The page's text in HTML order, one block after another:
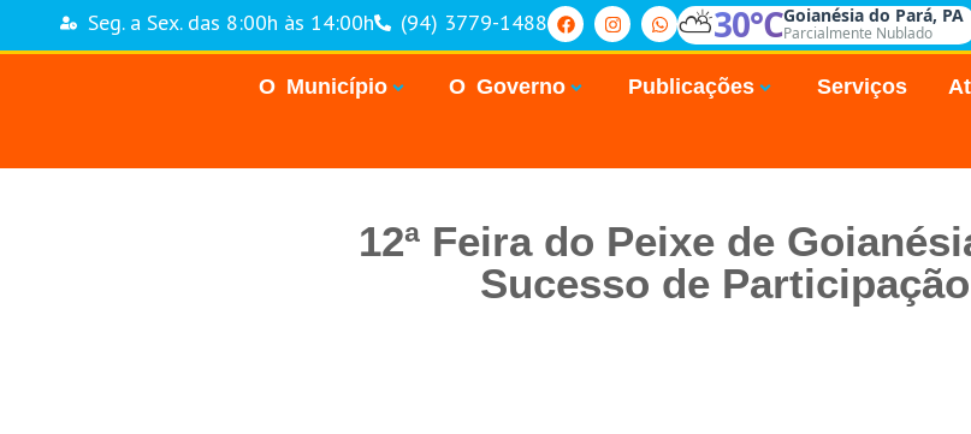
Seg. a Sex. das 8:00h às 14:00h (94) 3779-1488 ⛅30°CGoianésia do Pará, PA
Parcialmente Nublado
O Município O Governo Publicações Serviços
12ª Feira do Peixe de
Sucesso de